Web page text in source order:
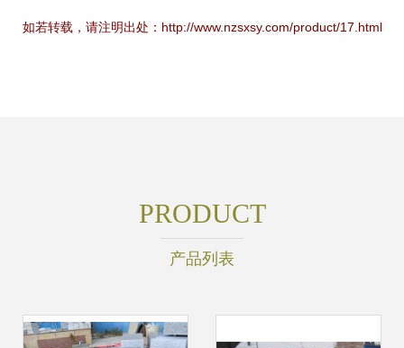
如若转载，请注明出处：http://www.nzsxsy.com/product/17.html
PRODUCT
产品列表